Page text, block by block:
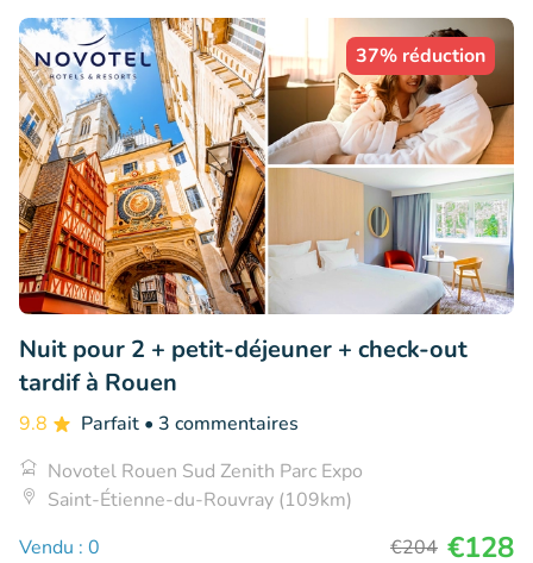
37% réduction
Nuit pour 2 + petit-déjeuner + check-out
tardif à Rouen
9.8 Parfait • 3 commentaires
Novotel Rouen Sud Zenith Parc Expo
Saint-Étienne-du-Rouvray (109km)
Vendu : 0
€204 €128